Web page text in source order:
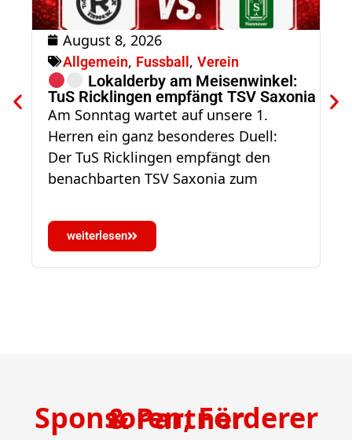
August 8, 2026
Allgemein, Fussball , Verein
Lokalderby am Meisenwinkel:
TuS Ricklingen empfängt TSV Saxonia
Am Sonntag wartet auf unsere 1.
Herren ein ganz besonderes Duell:
Der TuS Ricklingen empfängt den
benachbarten TSV Saxonia zum
weiterlesen
Sponsoren, Förderer & Partner